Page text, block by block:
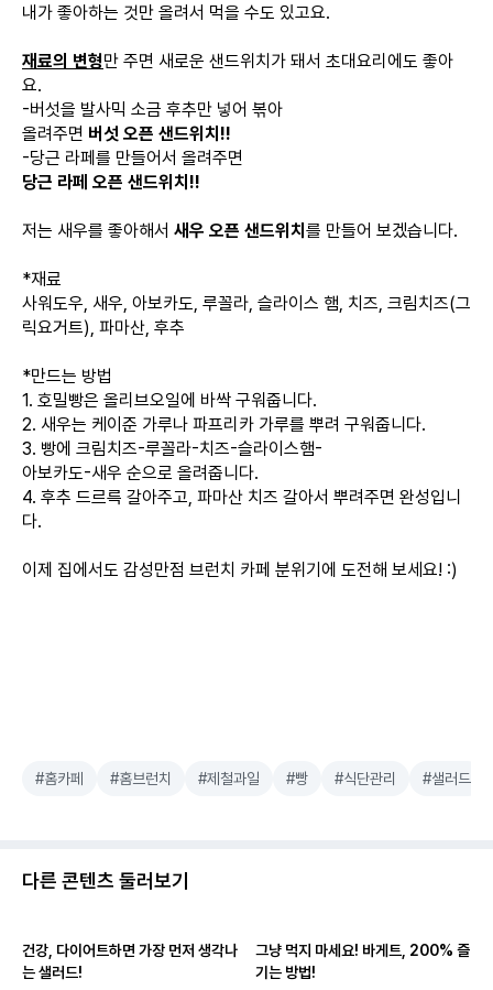
내가 좋아하는 것만 올려서 먹을 수도 있고요.
재료의 변형만 주면 새로운 샌드위치가 돼서 초대요리에도 좋아
요.
-버섯을 발사믹 소금 후추만 넣어 볶아
올려주면 버섯 오픈 샌드위치!!
-당근 라페를 만들어서 올려주면
당근 라페 오픈 샌드위치!!
저는 새우를 좋아해서 새우 오픈 샌드위치 를 만들어 보겠습니다.
*재료
사워도우, 새우, 아보카도, 루꼴라, 슬라이스 햄, 치즈, 크림치즈(그
릭요거트), 파마산, 후추
*만드는 방법
1. 호밀빵은 올리브오일에 바싹 구워줍니다.
2. 새우는 케이준 가루나 파프리카 가루를 뿌려 구워줍니다.
3. 빵에 크림치즈-루꼴라-치즈-슬라이스햄-
아보카도-새우 순으로 올려줍니다.
4. 후추 드르륵 갈아주고, 파마산 치즈 갈아서 뿌려주면 완성입니
다.
이제 집에서도 감성만점 브런치 카페 분위기에 도전해 보세요! :)
#홈카페 #홈브런치 #제철과일 #빵 #식단관리 #샐러드
다른 콘텐츠 둘러보기
건강, 다이어트하면 가장 먼저 생각나
는 샐러드!
그냥 먹지 마세요! 바게트, 200% 즐
기는 방법!